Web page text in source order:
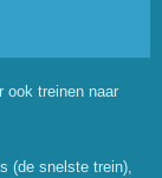
ook treinen naar
(de snelste trein),